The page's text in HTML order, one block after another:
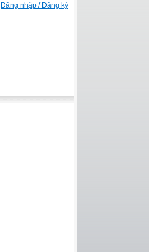
Đăng nhập / Đăng ký